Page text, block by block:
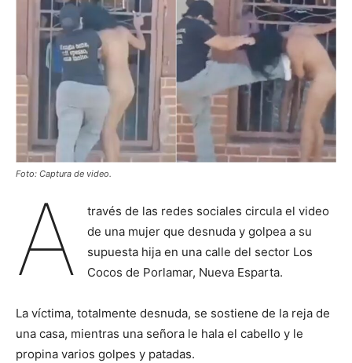
Foto: Captura de video.
A
través de las redes sociales circula el video
de una mujer que desnuda y golpea a su
supuesta hija en una calle del sector Los
Cocos de Porlamar, Nueva Esparta.
La víctima, totalmente desnuda, se sostiene de la reja de
una casa, mientras una señora le hala el cabello y le
propina varios golpes y patadas.